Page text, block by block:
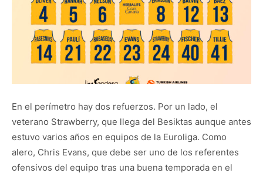
En el perímetro hay dos refuerzos. Por un lado, el
veterano Strawberry, que llega del Besiktas aunque antes
estuvo varios años en equipos de la Euroliga. Como
alero, Chris Evans, que debe ser uno de los referentes
ofensivos del equipo tras una buena temporada en el